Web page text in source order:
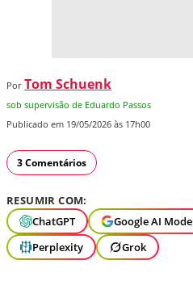
Por Tom Schuenk
sob supervisão de Eduardo Passos
Publicado em 19/05/2026 às 17h00
3 Comentários
RESUMIR COM:
ChatGPT
Google AI Mode
Perplexity
Grok